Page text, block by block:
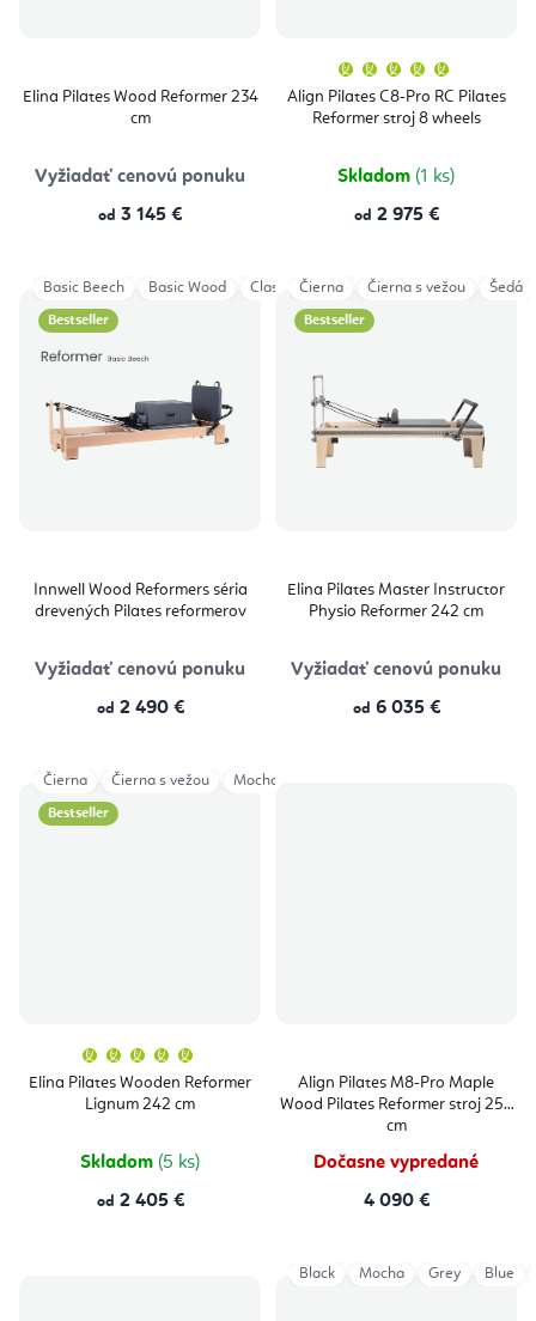
Elina Pilates Wood Reformer 234
cm
Vyžiadať cenovú ponuku
od 3 145 €
Align Pilates C8-Pro RC Pilates
Reformer stroj 8 wheels
produktu
je
5,0
Skladom (1 ks)
od 2 975 €
Bestseller
Innwell Wood Reformers séria
drevených Pilates reformerov
Vyžiadať cenovú ponuku
od 2 490 €
Basic Beech Basic Wood Classical Wood Classical Wood HL
Bestseller
Elina Pilates Master Instructor
Physio Reformer 242 cm
Vyžiadať cenovú ponuku
od 6 035 €
Čierna Čierna s vežou Šedá
Bestseller
Elina Pilates Wooden Reformer
Lignum 242 cm
produktu
je
hviezdičiek.
Skladom (5 ks)
od 2 405 €
Čierna Čierna s vežou Mocha
Align Pilates M8-Pro Maple
Wood Pilates Reformer stroj 254
cm
Dočasne vypredané
4 090 €
Black Mocha Grey Blue